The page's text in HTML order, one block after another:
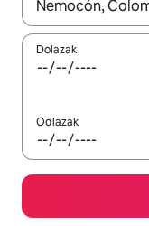
Kada budu
Dolazak
Odlazak